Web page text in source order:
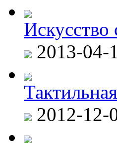
Искусство
2013-04-
2012-12-